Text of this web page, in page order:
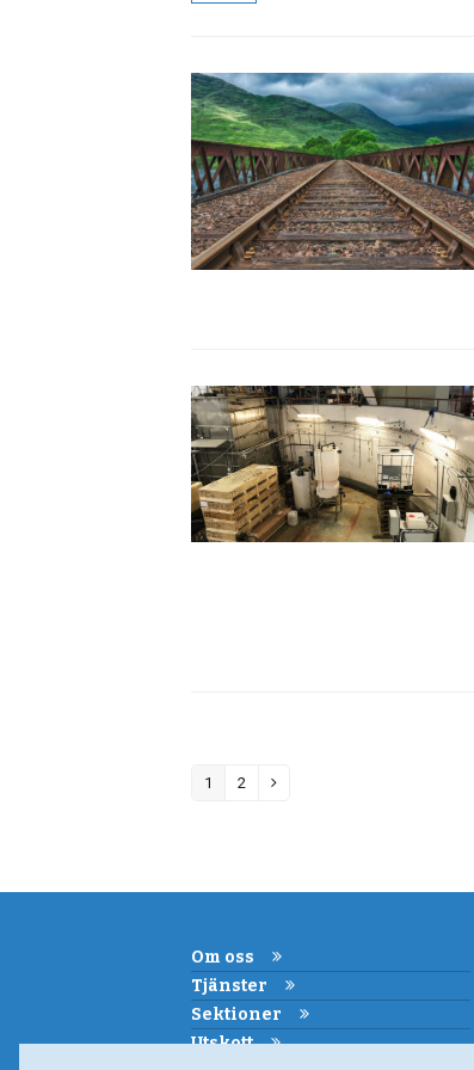
Page
1 Page
2 Next
Om oss
Tjänster
Sektioner
Utskott